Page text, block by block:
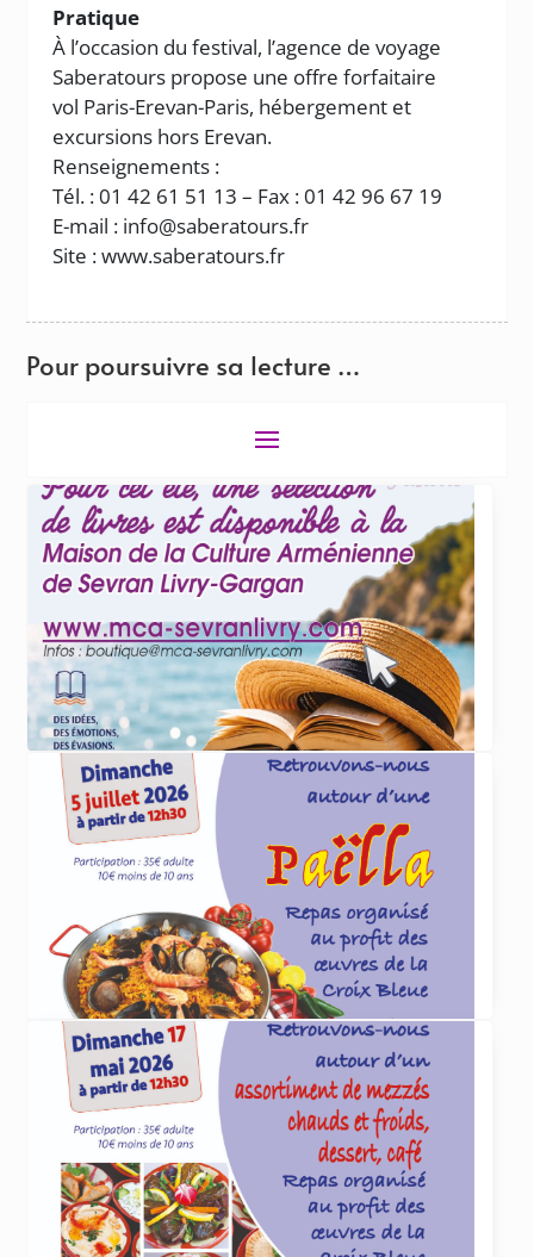
Pratique
À l’occasion du festival, l’agence de voyage
Saberatours propose une offre forfaitaire
vol Paris-Erevan-Paris, hébergement et
excursions hors Erevan.
Renseignements :
Tél. : 01 42 61 51 13 – Fax : 01 42 96 67 19
E-mail : info@saberatours.fr
Site : www.saberatours.fr
Pour poursuivre sa lecture …
ACTUALITÉS
4 juin 2026
Et cet été, que lirez-vous
... lire plus
ACTUALITÉS
4 juin 2026
Paëlla organisée par la Croix Bleue le 5 juillet
La Croix Bleue des Arméniens de France
section Dirouhie Missakian de Sevran-Livry